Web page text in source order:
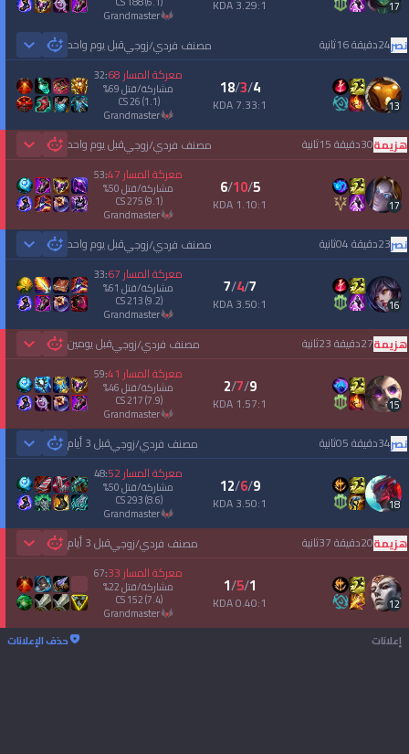
17
3.29:1 KDA
grandmaster
مصنف فردي/زوجيقبل يوم واحد نصر24دقيقة 16ثانية
13
4
/
3
/
18
7.33:1 KDA
معركة المسار68
:
32
مشاركة/قتل69
%
CS26(1.1)
grandmaster
مصنف فردي/زوجيقبل يوم واحد هزيمة30دقيقة 15ثانية
17
5
/
10
/
6
1.10:1 KDA
معركة المسار47
:
53
مشاركة/قتل50
%
CS275(9.1)
grandmaster
مصنف فردي/زوجيقبل يوم واحد نصر23دقيقة 04ثانية
16
7
/
4
/
7
3.50:1 KDA
معركة المسار67
:
33
مشاركة/قتل 61
%
CS213(9.2)
grandmaster
مصنف فردي/زوجيقبل يومين هزيمة27دقيقة 23ثانية
15
9
/
7
/
2
1.57:1 KDA
معركة المسار 41
:
59
مشاركة/قتل46
%
CS217(7.9)
grandmaster
مصنف فردي/زوجيقبل 3 أيام نصر34دقيقة 05ثانية
18
9
/
6
/
12
3.50:1 KDA
معركة المسار52
:
48
مشاركة/قتل50
%
CS293(8.6)
grandmaster
مصنف فردي/زوجيقبل 3 أيام هزيمة20دقيقة 37ثانية
12
1
/
5
/
1
0.40:1 KDA
معركة المسار33
:
67
مشاركة/قتل22
%
CS152(7.4)
grandmaster
إعلانات
حذف الإعلانات